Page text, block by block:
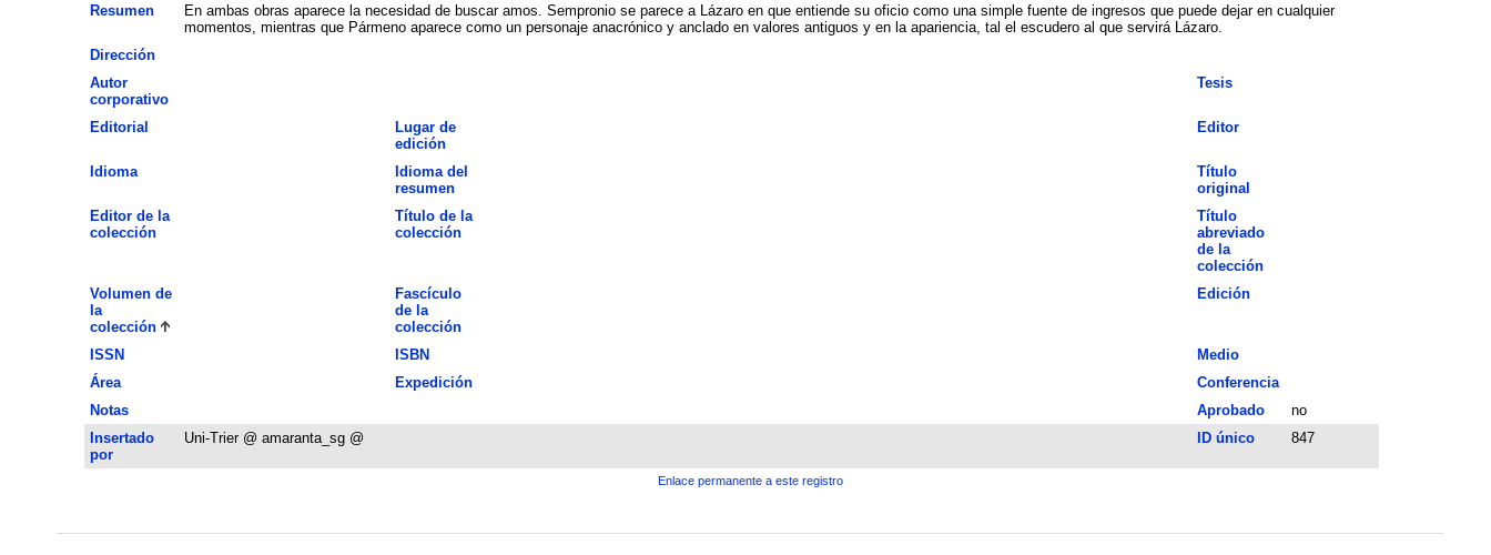
Resumen
En ambas obras aparece la necesidad de buscar amos. Sempronio se parece a Lázaro en que entiende su oficio como una simple fuente de ingresos que puede dejar en cualquier
momentos, mientras que Pármeno aparece como un personaje anacrónico y anclado en valores antiguos y en la apariencia, tal el escudero al que servirá Lázaro.
Dirección
Autor
corporativo
Tesis
Editorial
Lugar de
edición
Editor
Idioma
Idioma del
resumen
Título
original
Editor de la
colección
Título de la
colección
Título
abreviado
de la
colección
Volumen de
la
colección
Fascículo
de la
colección
Edición
ISSN ISBN
Medio
Área
Expedición
Conferencia
Notas
Aprobado
no
Insertado
por
Uni-Trier @ amaranta_sg @ ID único 847
Enlace permanente a este registro